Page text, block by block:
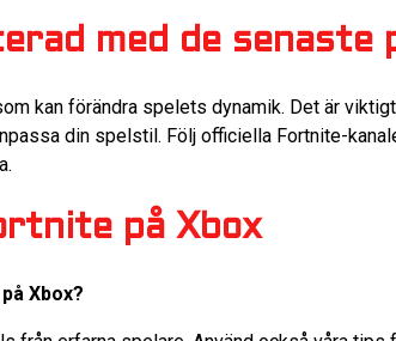
med de senaste
kan förändra spelets dynamik. Det är
din spelstil. Följ officiella Fortnite-
på Xbox
Xbox?